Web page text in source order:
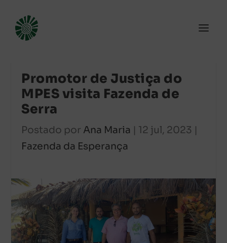
Promotor de Justiça do
MPES visita Fazenda de
Serra
Postado por Ana Maria | 12 jul, 2023 |
Fazenda da Esperança